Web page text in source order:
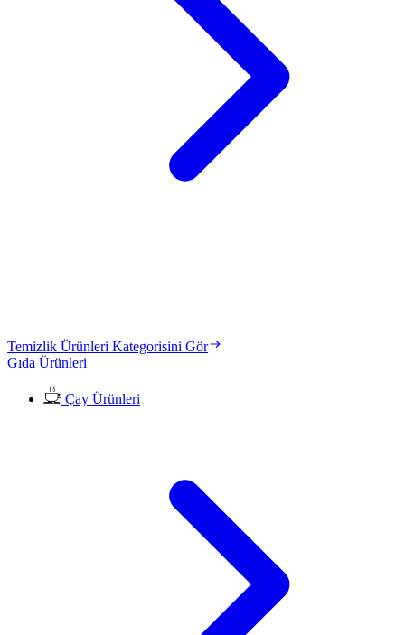
Temizlik Ürünleri Kategorisini Gör
Gıda Ürünleri
Çay Ürünleri